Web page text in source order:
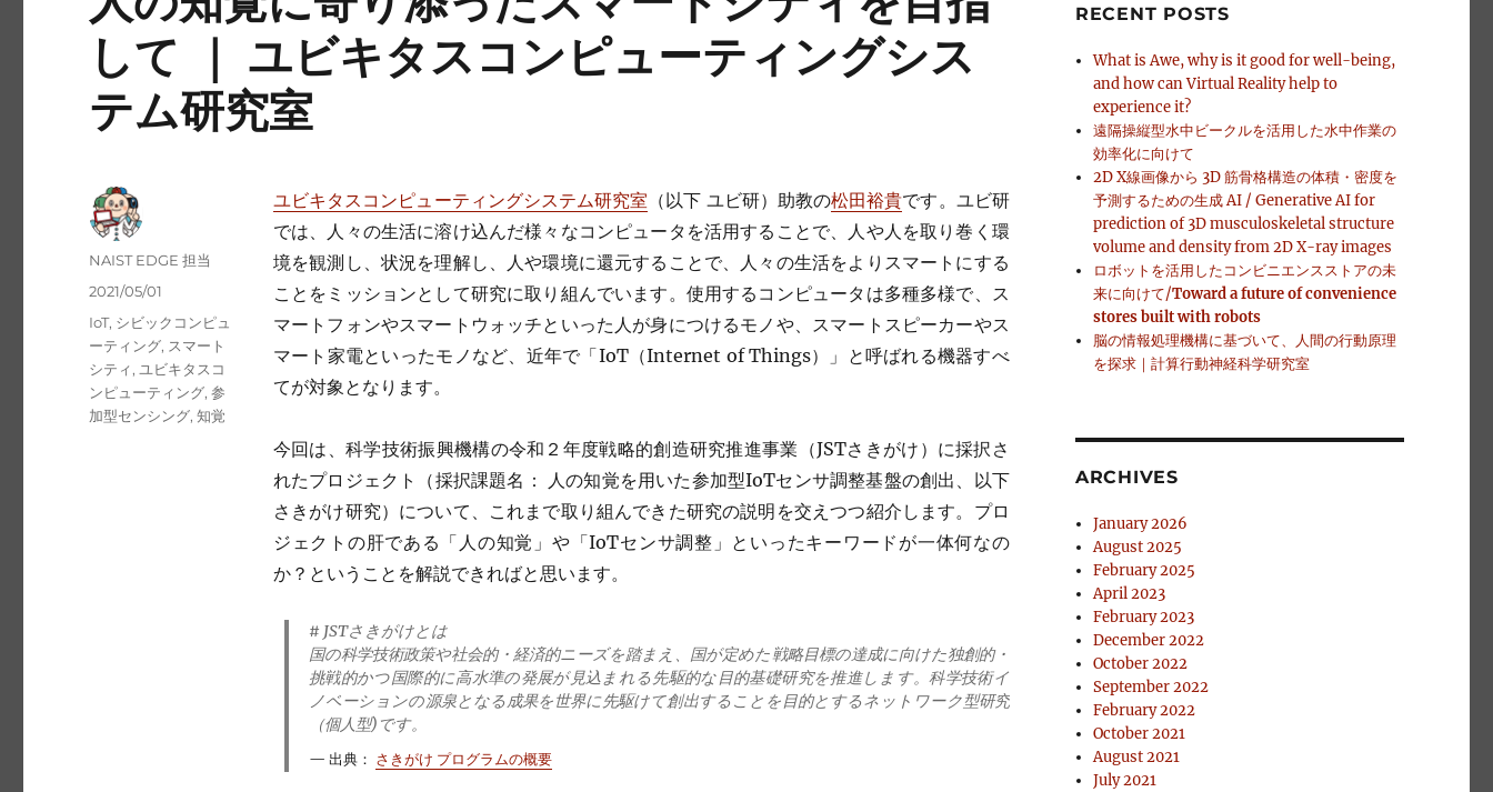
して ｜ ユビキタスコンピューティングシス
テム研究室
ユビキタスコンピューティングシステム研究室 （以下 ユビ研）助教の松田裕貴です。ユビ研
では、人々の生活に溶け込んだ様々なコンピュータを活用することで、人や人を取り巻く環
境を観測し、状況を理解し、人や環境に還元することで、人々の生活をよりスマートにする
ことをミッションとして研究に取り組んでいます。使用するコンピュータは多種多様で、ス
マートフォンやスマートウォッチといった人が身につけるモノや、スマートスピーカーやス
マート家電といったモノなど、近年で「IoT（Internet of Things）」と呼ばれる機器すべ
てが対象となります。
今回は、科学技術振興機構の令和２年度戦略的創造研究推進事業（JSTさきがけ）に採択さ
れたプロジェクト（採択課題名： 人の知覚を用いた参加型IoTセンサ調整基盤の創出、以下
さきがけ研究）について、これまで取り組んできた研究の説明を交えつつ紹介します。プロ
ジェクトの肝である「人の知覚」や「IoTセンサ調整」といったキーワードが一体何なの
か？ということを解説できればと思います。
# JSTさきがけとは
国の科学技術政策や社会的・経済的ニーズを踏まえ、国が定めた戦略目標の達成に向けた独創的・
挑戦的かつ国際的に高水準の発展が見込まれる先駆的な目的基礎研究を推進します。科学技術イ
ノベーションの源泉となる成果を世界に先駆けて創出することを目的とするネットワーク型研究
（個人型)です。
出典： さきがけ プログラムの概要
Author
NAIST EDGE 担当
Posted
2021/05/01
Tags
IoT, シビックコンピュ
ーティング, スマート
シティ, ユビキタスコ
ンピューティング,参
加型センシング,知覚
RECENT POSTS
What is Awe, why is it good for well-being,
and how can Virtual Reality help to
experience it?
遠隔操縦型水中ビークルを活用した水中作業の
効率化に向けて
2D X線画像から 3D 筋骨格構造の体積・密度を
予測するための生成 AI / Generative AI for
prediction of 3D musculoskeletal structure
volume and density from 2D X-ray images
ロボットを活用したコンビニエンスストアの未
来に向けて/Toward a future of convenience
stores built with robots
脳の情報処理機構に基づいて、人間の行動原理
を探求｜計算行動神経科学研究室
ARCHIVES
January 2026
August 2025
February 2025
April 2023
February 2023
December 2022
October 2022
September 2022
February 2022
October 2021
August 2021
July 2021